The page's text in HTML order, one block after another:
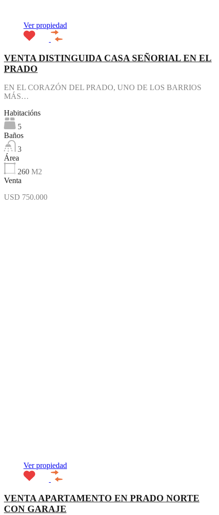
Ver propiedad
VENTA DISTINGUIDA CASA SEÑORIAL EN EL
PRADO
EN EL CORAZÓN DEL PRADO, UNO DE LOS BARRIOS
MÁS…
Habitacións
5
Baños
3
Área
260 M2
Venta
USD 750.000
Ver propiedad
VENTA APARTAMENTO EN PRADO NORTE
CON GARAJE